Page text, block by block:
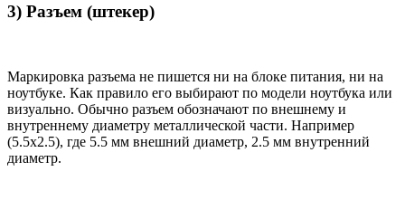
3) Разъем (штекер)
Маркировка разъема не пишется ни на блоке питания, ни на
ноутбуке. Как правило его выбирают по модели ноутбука или
визуально. Обычно разъем обозначают по внешнему и
внутреннему диаметру металлической части. Например
(5.5x2.5), где 5.5 мм внешний диаметр, 2.5 мм внутренний
диаметр.